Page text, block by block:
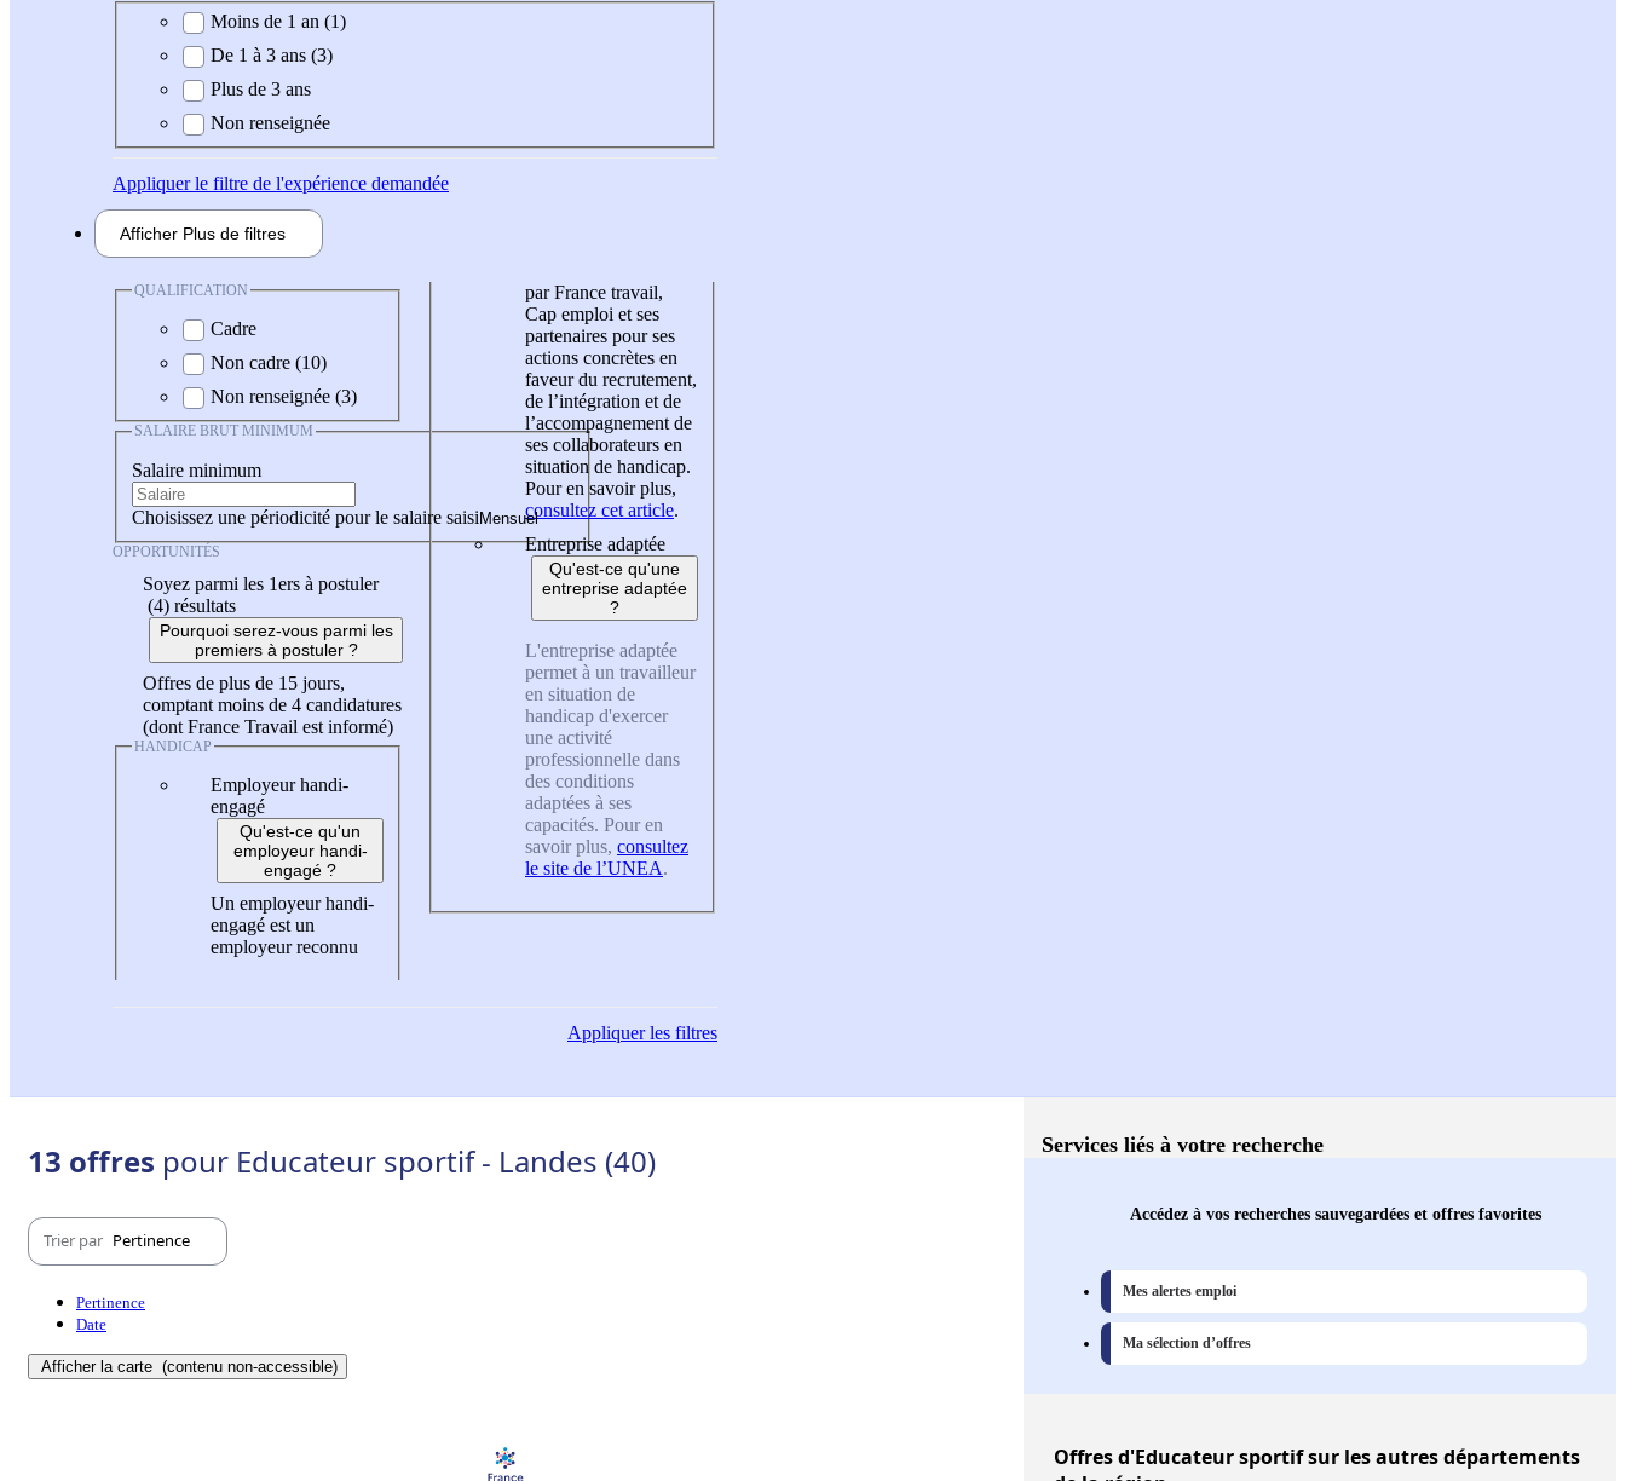
Expérience demandée
Moins de 1 an (1)
De 1 à 3 ans (3)
Plus de 3 ans
Non renseignée
Appliquerle filtre de l'expérience demandée
Afficher Plus de filtres
QUALIFICATION
Cadre
Non cadre (10)
Non renseignée (3)
SALAIRE BRUT MINIMUM
Salaire minimum
Choisissez une périodicité pour le salaire saisi
OPPORTUNITÉS
Soyez parmi les 1ers à postuler
(4) résultats
Pourquoi serez-vous parmi les
premiers à postuler ?
Offres de plus de 15 jours,
comptant moins de 4 candidatures
(dont France Travail est informé)
HANDICAP
Employeur handi-
engagé
Qu'est-ce qu'un
employeur handi-
engagé ?
Un employeur handi-
engagé est un
employeur reconnu
par France travail,
Cap emploi et ses
partenaires pour ses
actions concrètes en
faveur du recrutement,
de l’intégration et de
l’accompagnement de
ses collaborateurs en
situation de handicap.
Pour en savoir plus,
consultez cet article.
Entreprise adaptée
Qu'est-ce qu'une
entreprise adaptée
?
L'entreprise adaptée
permet à un travailleur
en situation de
handicap d'exercer
une activité
professionnelle dans
des conditions
adaptées à ses
capacités. Pour en
savoir plus, consultez
le site de l’UNEA.
Appliquerles filtres
13 offres pour Educateur sportif - Landes (40)
Trier par Pertinence
Pertinence
Date
Afficher la carte (contenu non-accessible)
Services liés à votre recherche
Accédez à vos recherches sauvegardées et offres favorites
Mes alertes emploi
Ma sélection d’offres
Offresd'Educateur sportif sur les autres départements